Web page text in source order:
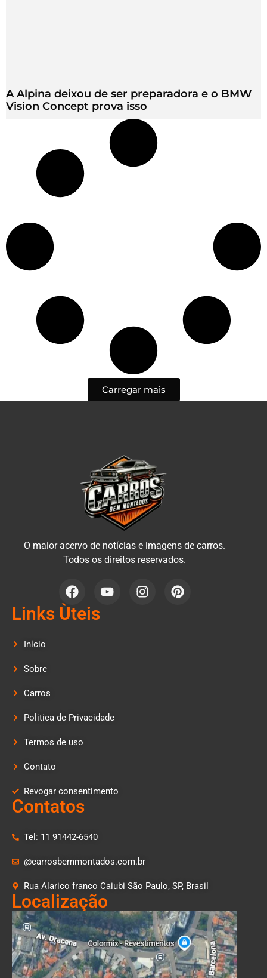
A Alpina deixou de ser preparadora e o BMW
Vision Concept prova isso
Carregar mais
O maior acervo de notícias e imagens de carros.
Todos os direitos reservados.
Links Ùteis
Início
Sobre
Carros
Politica de Privacidade
Termos de uso
Contato
Revogar consentimento
Contatos
Tel: 11 91442-6540
@carrosbemmontados.com.br
Rua Alarico franco Caiubi São Paulo, SP, Brasil
Localização